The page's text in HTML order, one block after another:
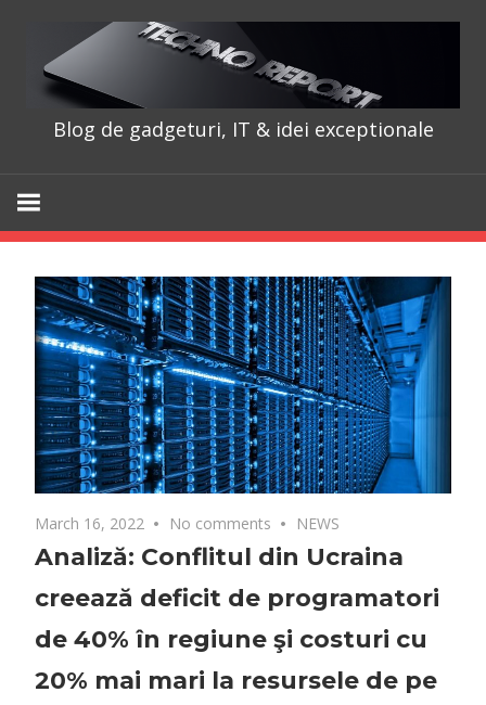
content
Blog de gadgeturi, IT & idei exceptionale
March 16, 2022 No comments NEWS
Analiză: Conflitul din Ucraina
creează deficit de programatori
de 40% în regiune şi costuri cu
20% mai mari la resursele de pe